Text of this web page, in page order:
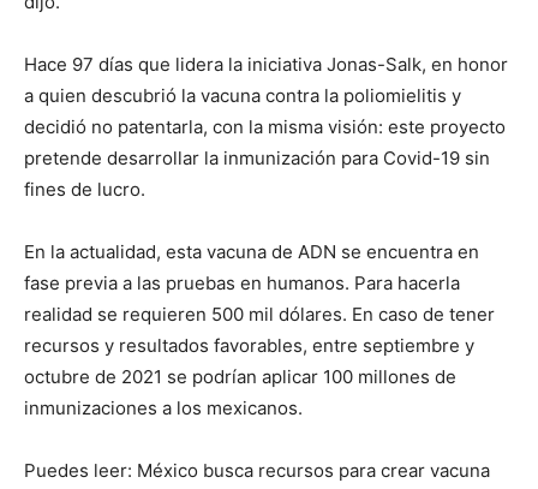
Hace 97 días que lidera la iniciativa Jonas-Salk, en honor
a quien descubrió la vacuna contra la poliomielitis y
decidió no patentarla, con la misma visión: este proyecto
pretende desarrollar la inmunización para Covid-19 sin
fines de lucro.
En la actualidad, esta vacuna de ADN se encuentra en
fase previa a las pruebas en humanos. Para hacerla
realidad se requieren 500 mil dólares. En caso de tener
recursos y resultados favorables, entre septiembre y
octubre de 2021 se podrían aplicar 100 millones de
inmunizaciones a los mexicanos.
Puedes leer: México busca recursos para crear vacuna